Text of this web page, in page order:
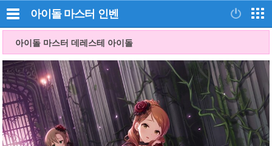
아이돌 마스터 인벤
아이돌 마스터 데레스테 아이돌